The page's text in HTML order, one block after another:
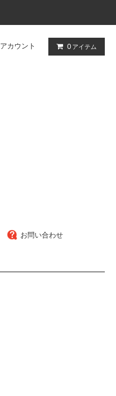
アカウント 0 アイテム
お問い合わせ